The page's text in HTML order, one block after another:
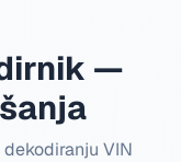
—
VIN